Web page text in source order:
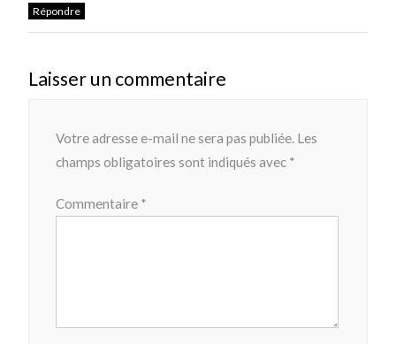
Répondre
Laisser un commentaire
Votre adresse e-mail ne sera pas publiée. Les
champs obligatoires sont indiqués avec *
Commentaire *